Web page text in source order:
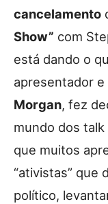
cancelamento
Show” com
está dando o
apresentador e
Morgan, fez
mundo dos
que muitos
“ativistas” que
político,